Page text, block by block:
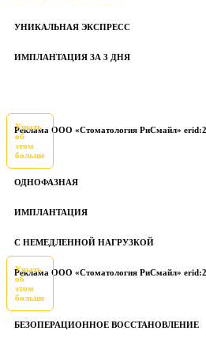
УНИКАЛЬНАЯ ЭКСПРЕСС
ИМПЛАНТАЦИЯ ЗА 3 ДНЯ
Реклама ООО «Стоматология РиСмайл»
Узнать
об
этом
больше
ОДНОФАЗНАЯ
ИМПЛАНТАЦИЯ
С НЕМЕДЛЕННОЙ НАГРУЗКОЙ
Реклама ООО «Стоматология РиСмайл»
Узнать
об
этом
больше
БЕЗОПЕРАЦИОННОЕ ВОССТАНОВЛЕНИЕ